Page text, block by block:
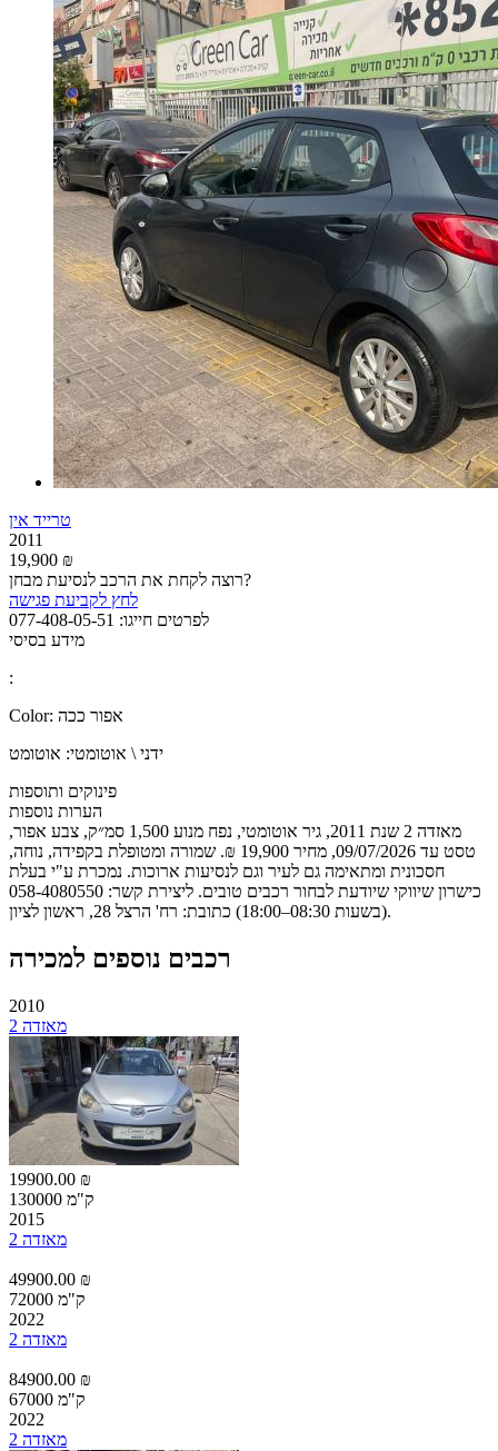
טרייד אין
2011
19,900 ₪
רוצה לקחת את הרכב לנסיעת מבחן?
לחץ לקביעת פגישה
לפרטים חייגו: 077-408-05-51
מידע בסיסי
:
Color: אפור ככה
ידני \ אוטומטי: אוטומט
פינוקים ותוספות
הערות נוספות
מאזדה 2 שנת 2011, גיר אוטומטי, נפח מנוע 1,500 סמ״ק, צבע אפור,
טסט עד 09/07/2026, מחיר 19,900 ₪. שמורה ומטופלת בקפידה, נוחה,
חסכונית ומתאימה גם לעיר וגם לנסיעות ארוכות. נמכרת ע"י בעלת
כישרון שיווקי שיודעת לבחור רכבים טובים. ליצירת קשר: 058-4080550
(בשעות 08:30–18:00) כתובת: רח' הרצל 28, ראשון לציון.
רכבים נוספים למכירה
2010
מאזדה 2
19900.00 ₪
130000 ק"מ
2015
מאזדה 2
49900.00 ₪
72000 ק"מ
2022
מאזדה 2
84900.00 ₪
67000 ק"מ
2022
מאזדה 2